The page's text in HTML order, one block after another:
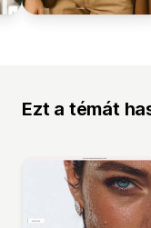
Ezt a témát